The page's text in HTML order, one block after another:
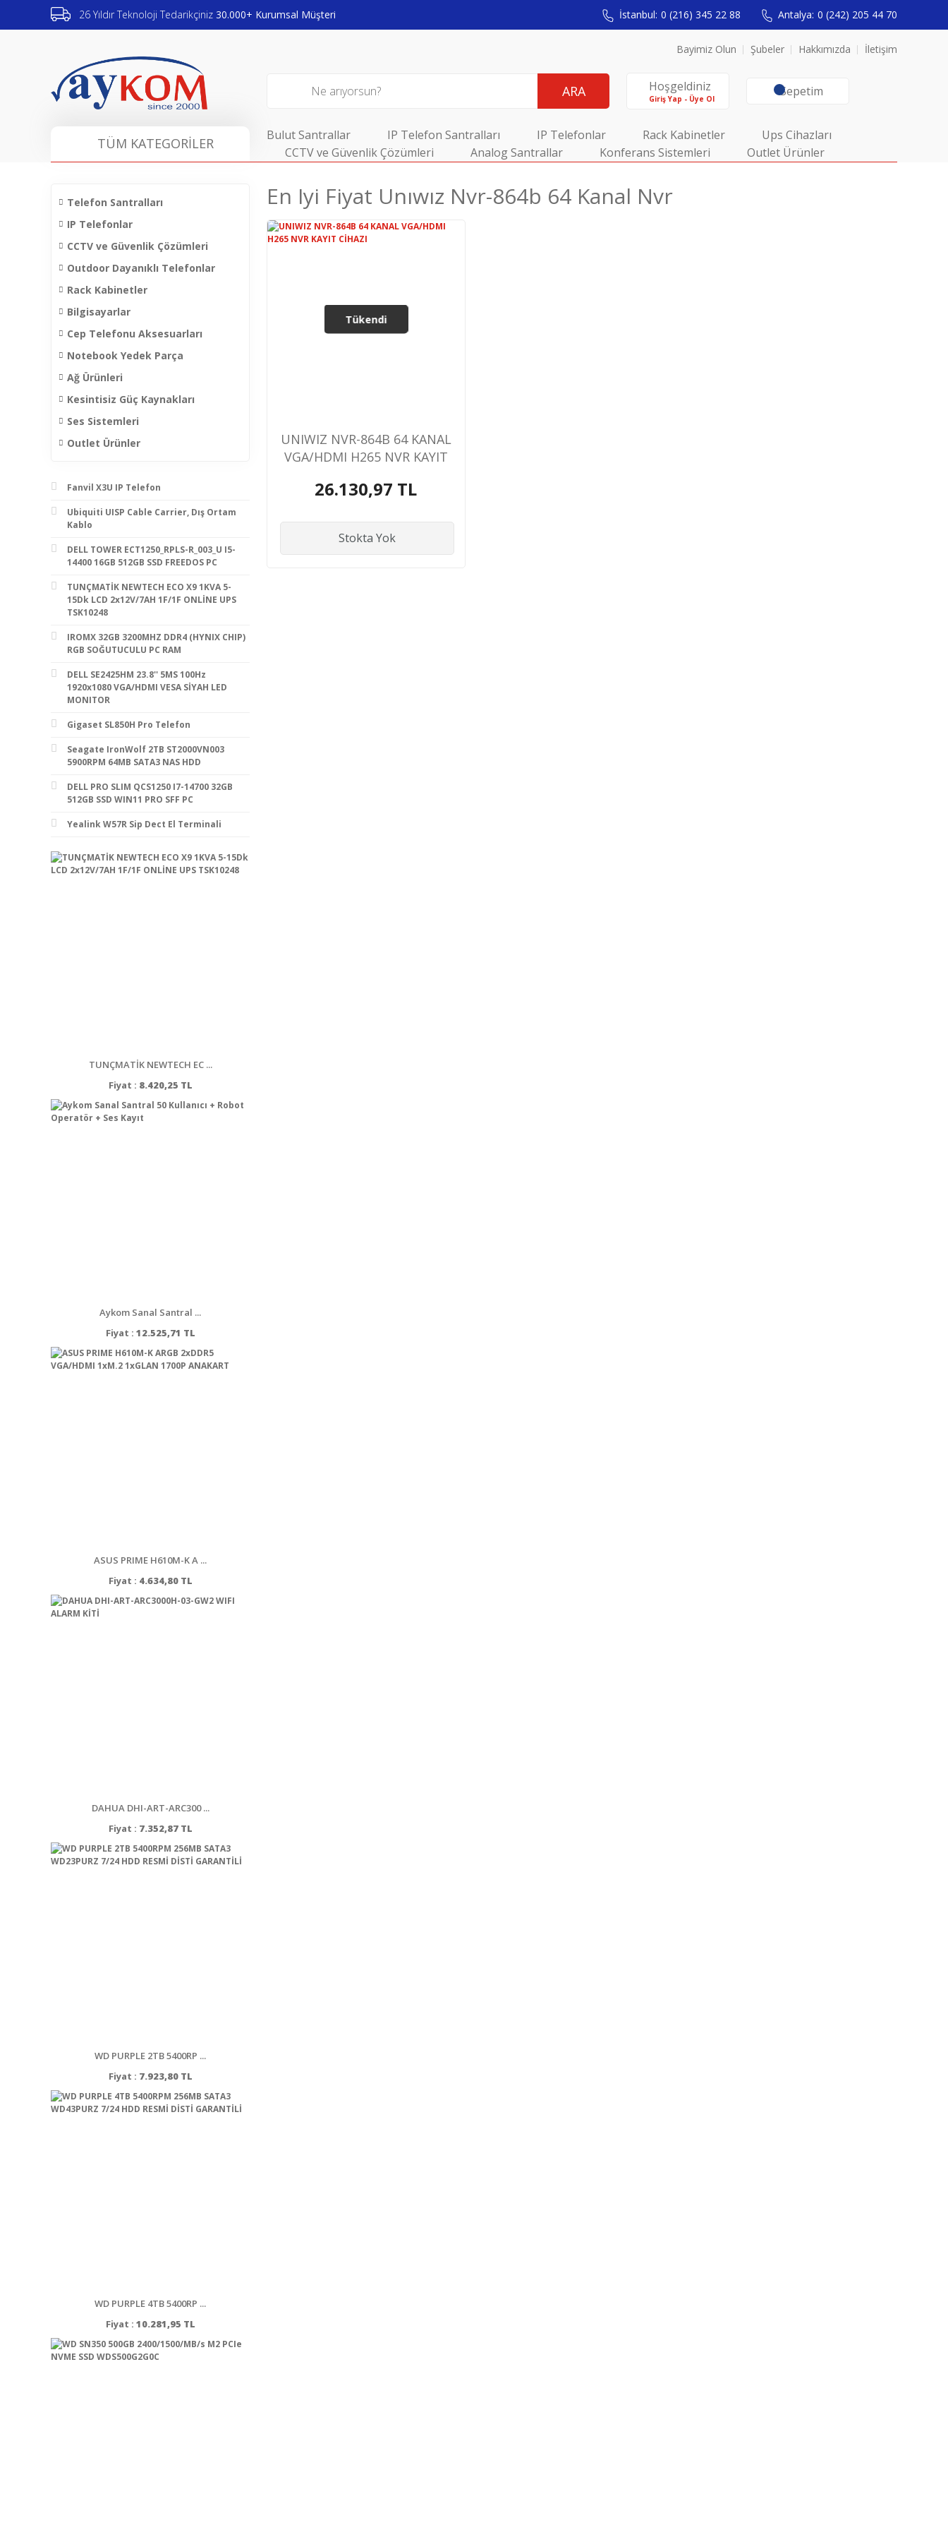
26 Yıldır Teknoloji Tedarikçiniz 30.000+ Kurumsal Müşteri İstanbul: 0 (216) 345 22 88 Antalya: 0 (242) 205 44 70
Bayimiz Olun Şubeler Hakkımızda İletişim
ARA Hoşgeldiniz
Giriş Yap - Üye Ol Sepetim
TÜM KATEGORİLER Bulut Santrallar IP Telefon Santralları IP Telefonlar Rack Kabinetler
Ups Cihazları
CCTV ve Güvenlik Çözümleri
Analog Santrallar Konferans Sistemleri Outlet Ürünler
Telefon Santralları
IP Telefonlar
CCTV ve Güvenlik Çözümleri
Outdoor Dayanıklı Telefonlar
Rack Kabinetler
Bilgisayarlar
Cep Telefonu Aksesuarları
Notebook Yedek Parça
Ağ Ürünleri
Kesintisiz Güç Kaynakları
Ses Sistemleri
Outlet Ürünler
Fanvil X3U IP Telefon
Ubiquiti UISP Cable Carrier, Dış Ortam
Kablo
DELL TOWER ECT1250_RPLS-R_003_U I5-
14400 16GB 512GB SSD FREEDOS PC
TUNÇMATİK NEWTECH ECO X9 1KVA 5-
15Dk LCD 2x12V/7AH 1F/1F ONLİNE UPS
TSK10248
IROMX 32GB 3200MHZ DDR4 (HYNIX CHIP)
RGB SOĞUTUCULU PC RAM
DELL SE2425HM 23.8'' 5MS 100Hz
1920x1080 VGA/HDMI VESA SİYAH LED
MONITOR
Gigaset SL850H Pro Telefon
Seagate IronWolf 2TB ST2000VN003
5900RPM 64MB SATA3 NAS HDD
DELL PRO SLIM QCS1250 I7-14700 32GB
512GB SSD WIN11 PRO SFF PC
Yealink W57R Sip Dect El Terminali
TUNÇMATİK NEWTECH EC ...
Fiyat : 8.420,25 TL
Aykom Sanal Santral ...
Fiyat : 12.525,71 TL
ASUS PRIME H610M-K A ...
Fiyat : 4.634,80 TL
DAHUA DHI-ART-ARC300 ...
Fiyat : 7.352,87 TL
WD PURPLE 2TB 5400RP ...
Fiyat : 7.923,80 TL
WD PURPLE 4TB 5400RP ...
Fiyat : 10.281,95 TL
En Iyi Fiyat Unıwız Nvr-864b 64 Kanal Nvr
Tükendi
UNIWIZ NVR-864B 64 KANAL
VGA/HDMI H265 NVR KAYIT
26.130,97 TL
Stokta Yok